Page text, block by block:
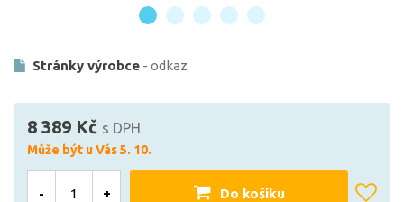
Stránky výrobce - odkaz
8 389 Kč s DPH
Může být u Vás 5. 10.
- + Do košíku